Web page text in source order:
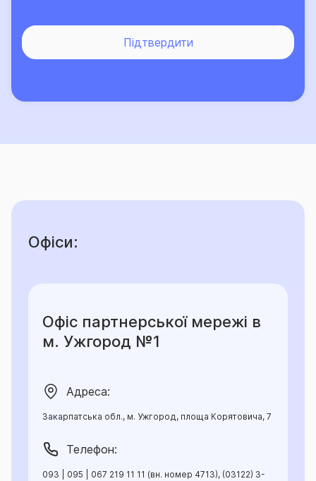
Підтвердити
Офіси:
Офіс партнерської мережі в
м. Ужгород №1
Адреса:
Закарпатська обл., м. Ужгород, площа Корятовича, 7
Телефон:
093 | 095 | 067 219 11 11 (вн. номер 4713), (03122) 3-